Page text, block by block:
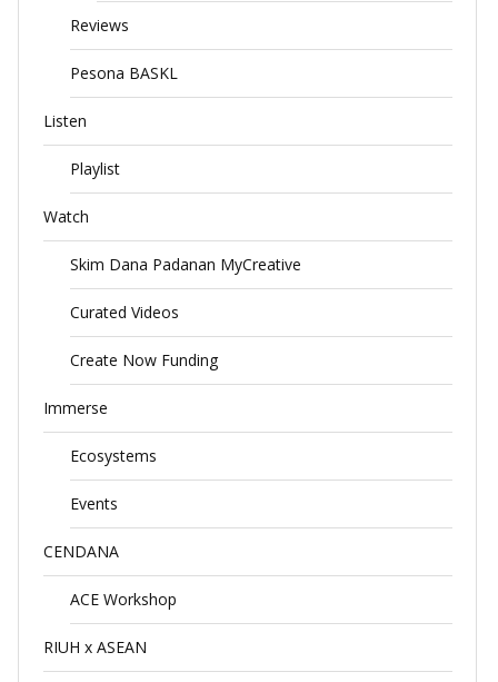
Reviews
Pesona BASKL
Listen
Playlist
Watch
Skim Dana Padanan MyCreative
Curated Videos
Create Now Funding
Immerse
Ecosystems
Events
CENDANA
ACE Workshop
RIUH x ASEAN